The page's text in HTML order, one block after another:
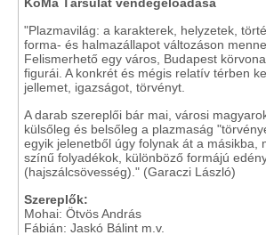
"Plazmavilág: a karakterek, helyzetek,
forma- és halmazállapot változáson
Felismerhető egy város, Budapest
figurái. A konkrét és mégis relatív térben
jellemet, igazságot, törvényt.
A darab szereplői bár mai, városi
külsőleg és belsőleg a plazmaság
egyik jelenetből úgy folynak át a másikba,
színű folyadékok, különböző formájú
(hajszálcsövesség)." (Garaczi László)
Szereplők:
Mohai: Ötvös András
Fábián: Jaskó Bálint m.v.